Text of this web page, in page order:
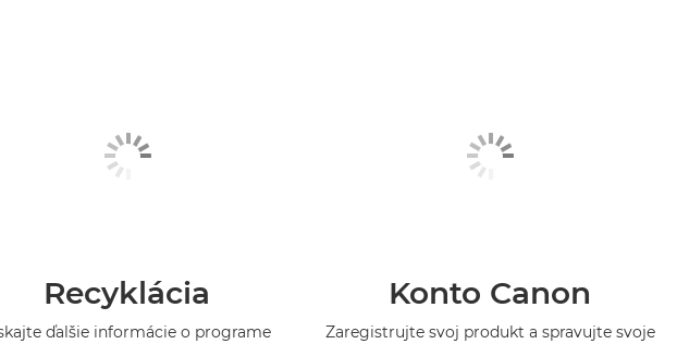
Recyklácia
ďalšie informácie o programe
Konto Canon
Zaregistrujte svoj produkt a spravujte svoje